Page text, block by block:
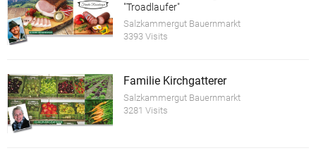
"Troadlaufer"
Salzkammergut Bauernmarkt
3393 Visits
Familie Kirchgatterer
Salzkammergut Bauernmarkt
3281 Visits